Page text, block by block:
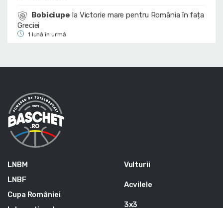
Bobiciupe la Victorie mare pentru România în fața
Greciei
1 lună în urmă
LNBM
LNBF
Cupa României
Vulturii
Acvilele
3x3